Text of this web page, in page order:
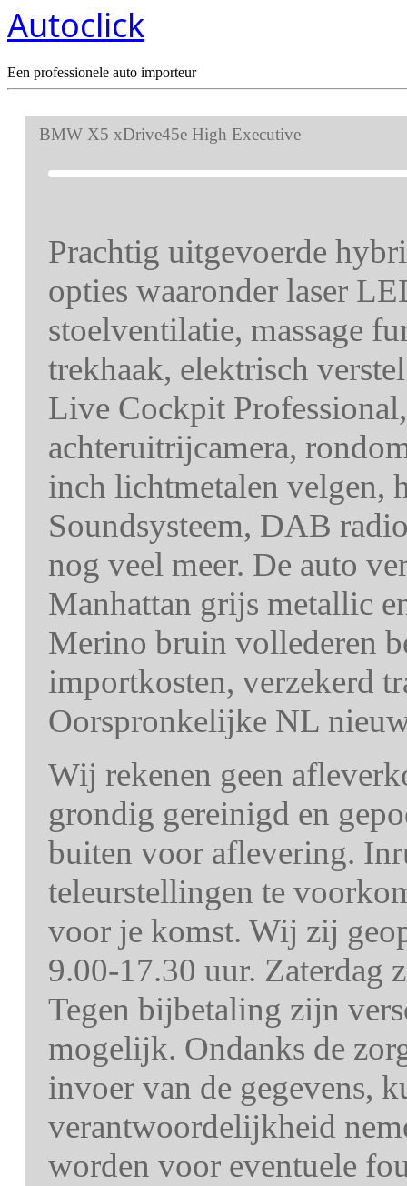
Autoclick
Een professionele auto importeur
BMW X5 xDrive45e High Executive
Prachtig uitgevoerde
opties waaronder laser
stoelventilatie, massage
trekhaak, elektrisch
Live Cockpit
achteruitrijcamera,
inch lichtmetalen velgen,
Soundsysteem, DAB
nog veel meer. De auto
Manhattan grijs metallic
Merino bruin vollederen
importkosten, verzekerd
Oorspronkelijke NL
Wij rekenen geen
grondig gereinigd en
buiten voor aflevering.
teleurstellingen te
voor je komst. Wij zij
9.00-17.30 uur. Zaterdag
Tegen bijbetaling zijn
mogelijk. Ondanks de
invoer van de gegevens,
verantwoordelijkheid
worden voor eventuele